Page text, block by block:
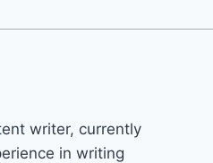
writer, currently
in writing